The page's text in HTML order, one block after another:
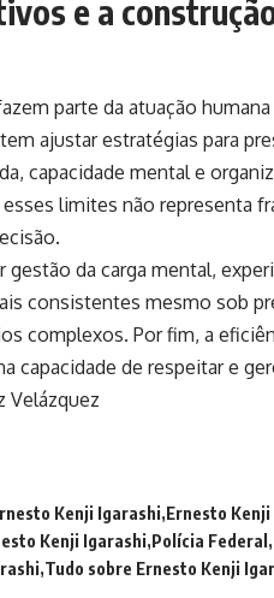
e a
parte da atuação
ajustar estratégias para
capacidade mental e
limites não representa
gestão da carga mental,
consistentes mesmo sob
complexos. Por fim, a
capacidade de respeitar e
Velázquez
Kenji Igarashi Ernesto
Kenji Igarashi Polícia Federal
Tudo sobre Ernesto Kenji